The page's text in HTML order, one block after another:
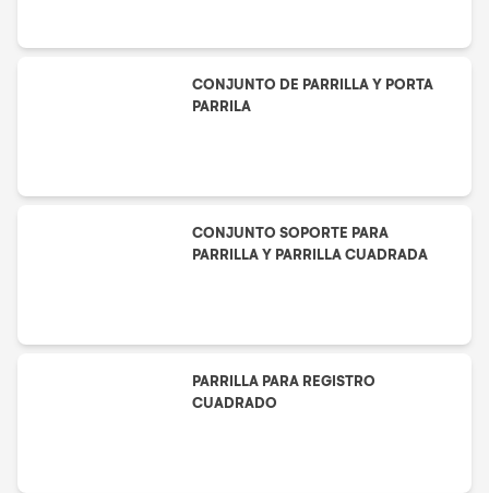
CONJUNTO DE PARRILLA Y PORTA
PARRILA
CONJUNTO SOPORTE PARA
PARRILLA Y PARRILLA CUADRADA
PARRILLA PARA REGISTRO
CUADRADO